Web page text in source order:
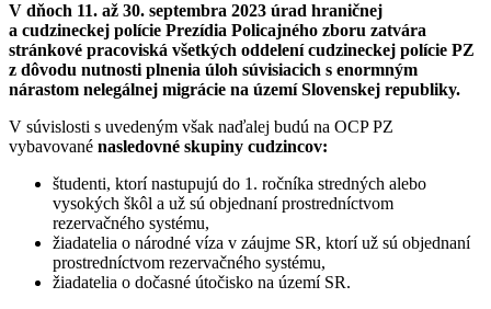
V dňoch 11. až 30. septembra 2023 úrad hraničnej
a cudzineckej polície Prezídia Policajného zboru zatvára
stránkové pracoviská všetkých oddelení cudzineckej polície PZ
z dôvodu nutnosti plnenia úloh súvisiacich s enormným
nárastom nelegálnej migrácie na území Slovenskej republiky.
V súvislosti s uvedeným však naďalej budú na OCP PZ
vybavované nasledovné skupiny cudzincov:
študenti, ktorí nastupujú do 1. ročníka stredných alebo
vysokých škôl a už sú objednaní prostredníctvom
rezervačného systému,
žiadatelia o národné víza v záujme SR, ktorí už sú objednaní
prostredníctvom rezervačného systému,
žiadatelia o dočasné útočisko na území SR.